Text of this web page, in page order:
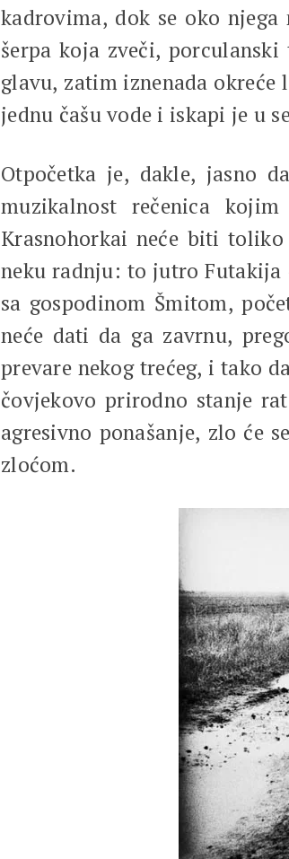
kadrovima, dok se oko
šerpa koja zveči,
glavu, zatim iznenada
jednu čašu vode i iskapi je u
Otpočetka je, dakle, jasno
muzikalnost rečenica
Krasnohorkai neće biti
neku radnju: to jutro Futakija
sa gospodinom Šmitom,
neće dati da ga zavrnu,
prevare nekog trećeg, i tako
čovjekovo prirodno stanje
agresivno ponašanje, zlo će
zloćom.